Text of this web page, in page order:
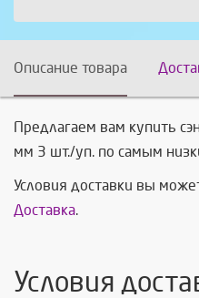
Описание товара
Предлагаем вам купить
мм 3 шт./уп. по самым
Условия доставки вы
Доставка.
Условия